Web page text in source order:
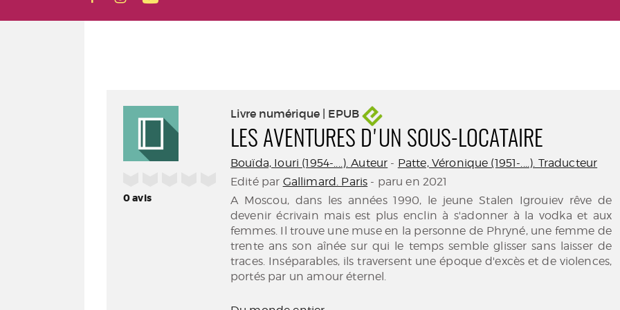
0avis
Livre numérique | EPUB
LES AVENTURES D'UN SOUS-LOCATAIRE
Bouïda, Iouri (1954-....). Auteur - Patte, Véronique (1951-....). Traducteur
Edité par Gallimard. Paris - paru en 2021
A Moscou, dans les années 1990, le jeune Stalen Igrouiev rêve de
devenir écrivain mais est plus enclin à s'adonner à la vodka et aux
femmes. Il trouve une muse en la personne de Phryné, une femme de
trente ans son aînée sur qui le temps semble glisser sans laisser de
traces. Inséparables, ils traversent une époque d'excès et de violences,
portés par un amour éternel.